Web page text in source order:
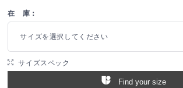
在 庫：
サイズを選択してください
サイズスペック
Find your size